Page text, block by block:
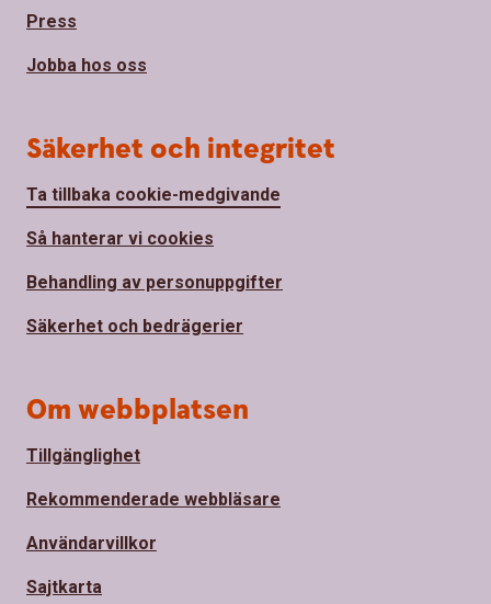
Press
Jobba hos oss
Säkerhet och integritet
Ta tillbaka cookie-medgivande
Så hanterar vi cookies
Behandling av personuppgifter
Säkerhet och bedrägerier
Om webbplatsen
Tillgänglighet
Rekommenderade webbläsare
Användarvillkor
Sajtkarta